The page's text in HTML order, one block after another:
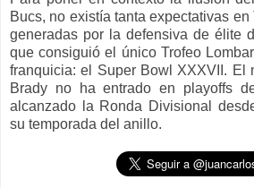
Bucs, no existía tanta expectativas
generadas por la defensiva de élite
que consiguió el único Trofeo
franquicia: el Super Bowl XXXVII. El
Brady no ha entrado en playoffs
alcanzado la Ronda Divisional
su temporada del anillo.